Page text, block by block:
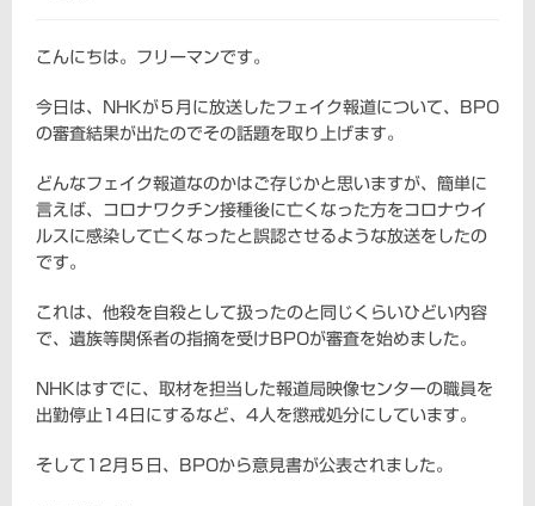
こんにちは。フリーマンです。
今日は、NHKが５月に放送したフェイク報道について、BPO
の審査結果が出たのでその話題を取り上げます。
どんなフェイク報道なのかはご存じかと思いますが、簡単に
言えば、コロナワクチン接種後に亡くなった方をコロナウイ
ルスに感染して亡くなったと誤認させるような放送をしたの
です。
これは、他殺を自殺として扱ったのと同じくらいひどい内容
で、遺族等関係者の指摘を受けBPOが審査を始めました。
NHKはすでに、取材を担当した報道局映像センターの職員を
出勤停止14日にするなど、4人を懲戒処分にしています。
そして12月５日、BPOから意見書が公表されました。